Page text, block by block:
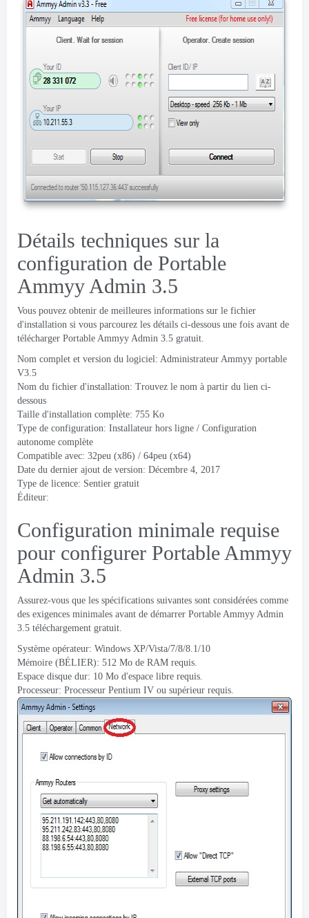
Détails techniques sur la
configuration de Portable
Ammyy Admin 3.5
Vous pouvez obtenir de meilleures informations sur le fichier
d'installation si vous parcourez les détails ci-dessous une fois avant de
télécharger Portable Ammyy Admin 3.5 gratuit.
Nom complet et version du logiciel: Administrateur Ammyy portable
V3.5
Nom du fichier d'installation: Trouvez le nom à partir du lien ci-
dessous
Taille d'installation complète: 755 Ko
Type de configuration: Installateur hors ligne / Configuration
autonome complète
Compatible avec: 32peu (x86) / 64peu (x64)
Date du dernier ajout de version: Décembre 4, 2017
Type de licence: Sentier gratuit
Éditeur:
Configuration minimale requise
pour configurer Portable Ammyy
Admin 3.5
Assurez-vous que les spécifications suivantes sont considérées comme
des exigences minimales avant de démarrer Portable Ammyy Admin
3.5 téléchargement gratuit.
Système opérateur: Windows XP/Vista/7/8/8.1/10
Mémoire (BÉLIER): 512 Mo de RAM requis.
Espace disque dur: 10 Mo d'espace libre requis.
Processeur: Processeur Pentium IV ou supérieur requis.